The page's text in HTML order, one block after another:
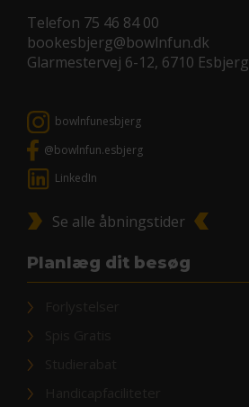
Planlæg dit besøg
Telefon 75 46 84 00
bookesbjerg@bowlnfun.dk
Glarmestervej 6-12, 6710 Esbjerg
bowlnfunesbjerg
@bowlnfun.esbjerg
LinkedIn
Se alle åbningstider